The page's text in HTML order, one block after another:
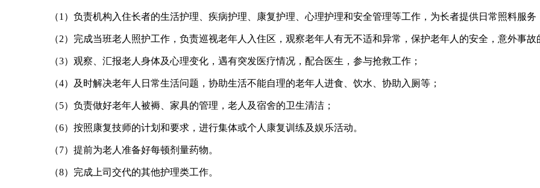
（1）负责机构入住长者的生活护理、疾病护理、康复护理、心理护理和安全管理等工作，为长者提供日常照料服务
（2）完成当班老人照护工作，负责巡视老年人入住区，观察老年人有无不适和异常，保护老年人的安全，意外事故
（3）观察、汇报老人身体及心理变化，遇有突发医疗情况，配合医生，参与抢救工作；
（4）及时解决老年人日常生活问题，协助生活不能自理的老年人进食、饮水、协助入厕等；
（5）负责做好老年人被褥、家具的管理，老人及宿舍的卫生清洁；
（6）按照康复技师的计划和要求，进行集体或个人康复训练及娱乐活动。
（7）提前为老人准备好每顿剂量药物。
（8）完成上司交代的其他护理类工作。